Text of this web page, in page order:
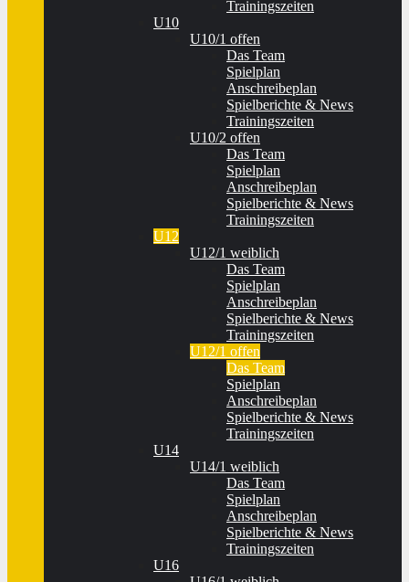
Trainingszeiten
U10
U10/1 offen
Das Team
Spielplan
Anschreibeplan
Spielberichte & News
Trainingszeiten
U10/2 offen
Das Team
Spielplan
Anschreibeplan
Spielberichte & News
Trainingszeiten
U12
U12/1 weiblich
Das Team
Spielplan
Anschreibeplan
Spielberichte & News
Trainingszeiten
U12/1 offen
Das Team
Spielplan
Anschreibeplan
Spielberichte & News
Trainingszeiten
U14
U14/1 weiblich
Das Team
Spielplan
Anschreibeplan
Spielberichte & News
Trainingszeiten
U16